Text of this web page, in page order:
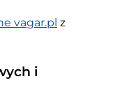
vagar.pl z
i